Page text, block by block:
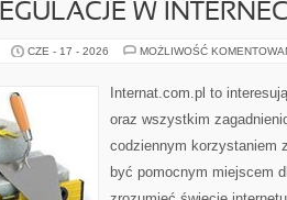
W
CZE - 17 - 2026 MOŻLIWOŚĆ
Internat.com.pl to
oraz wszystkim
codziennym korzystaniem
być pomocnym miejscem